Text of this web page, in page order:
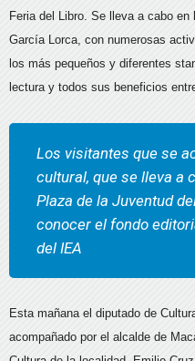
Feria del Libro. Se lleva a cabo
García Lorca, con numerosas
los más pequeños y diferentes
lectura y todos sus beneficios
Los visitantes que se
cultural, que se lleva a
Plaza de la Juventud
conocer el fondo
del IEA
Esta mañana el diputado de
acompañado por el alcalde de